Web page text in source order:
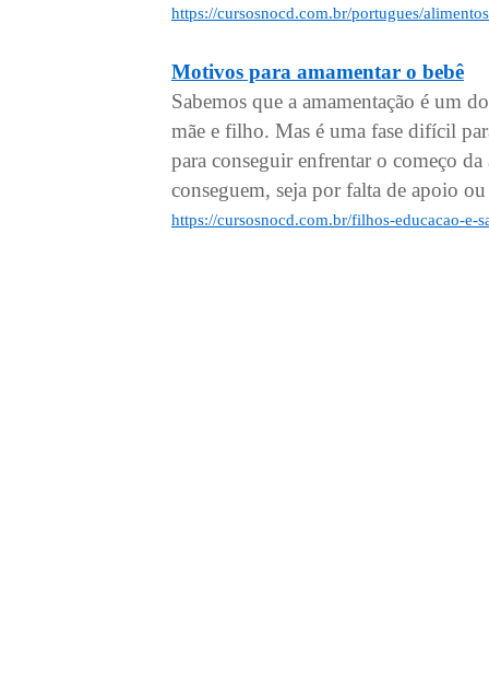
https://cursosnocd.com.br/portugues/
Motivos para amamentar o bebê
Sabemos que a amamentação é um
mãe e filho. Mas é uma fase difícil
para conseguir enfrentar o começo
conseguem, seja por falta de apoio
https://cursosnocd.com.br/filhos-educacao-e-